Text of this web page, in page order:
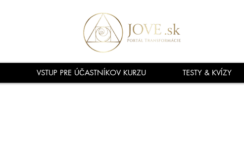
VSTUP PRE ÚČASTNÍKOV KURZU TESTY & KVÍZY